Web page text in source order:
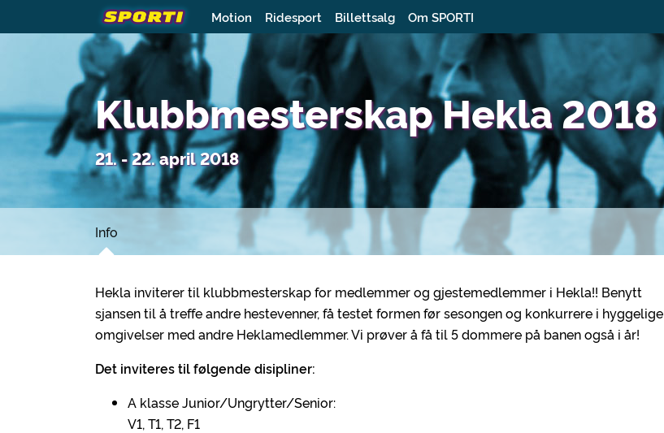
Motion Ridesport Billettsalg Om SPORTI
Klubbmesterskap Hekla 2018
21. - 22. april 2018
Info
Hekla inviterer til klubbmesterskap for medlemmer og gjestemedlemmer i Hekla!! Benytt
sjansen til å treffe andre hestevenner, få testet formen før sesongen og konkurrere i hyggelige
omgivelser med andre Heklamedlemmer. Vi prøver å få til 5 dommere på banen også i år!
Det inviteres til følgende disipliner:
A klasse Junior/Ungrytter/Senior:
V1, T1, T2, F1